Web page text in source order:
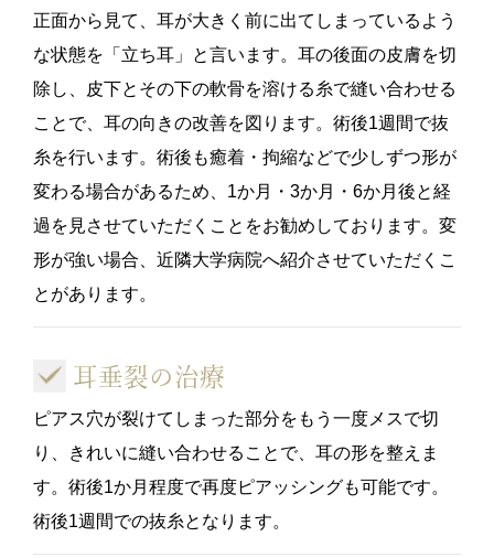
正面から見て、耳が大きく前に出てしまっているよう
な状態を「立ち耳」と言います。耳の後面の皮膚を切
除し、皮下とその下の軟骨を溶ける糸で縫い合わせる
ことで、耳の向きの改善を図ります。術後1週間で抜
糸を行います。術後も癒着・拘縮などで少しずつ形が
変わる場合があるため、1か月・3か月・6か月後と経
過を見させていただくことをお勧めしております。変
形が強い場合、近隣大学病院へ紹介させていただくこ
とがあります。
耳垂裂の治療
ピアス穴が裂けてしまった部分をもう一度メスで切
り、きれいに縫い合わせることで、耳の形を整えま
す。術後1か月程度で再度ピアッシングも可能です。
術後1週間での抜糸となります。